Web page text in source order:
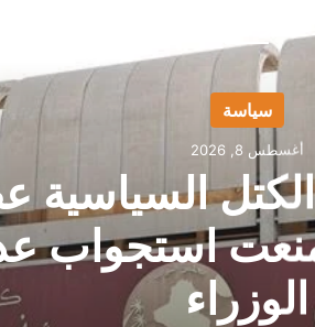
سياسة
أغسطس 8, 2026
استجواب
الوزراء